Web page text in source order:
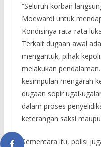
“Seluruh korban
Moewardi untuk
Kondisinya rata-rata
Terkait dugaan awal
mengantuk, pihak
melakukan
kesimpulan mengarah
dugaan sopir ugal-
dalam proses
keterangan saksi
Sementara itu, polisi